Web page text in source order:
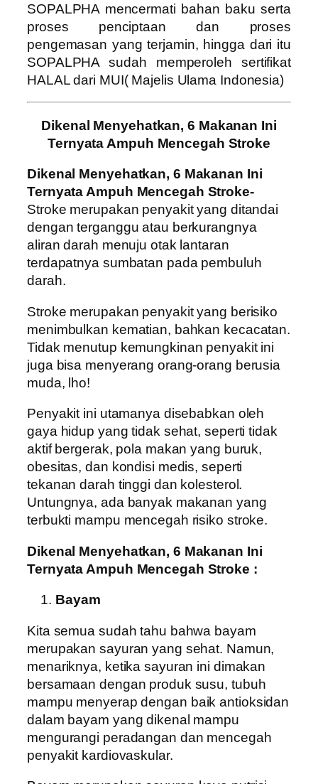
SOPALPHA mencermati bahan baku serta
proses penciptaan dan proses
pengemasan yang terjamin, hingga dari itu
SOPALPHA sudah memperoleh sertifikat
HALAL dari MUI( Majelis Ulama Indonesia)
Dikenal Menyehatkan, 6 Makanan Ini
Ternyata Ampuh Mencegah Stroke
Dikenal Menyehatkan, 6 Makanan Ini
Ternyata Ampuh Mencegah Stroke-
Stroke merupakan penyakit yang ditandai
dengan terganggu atau berkurangnya
aliran darah menuju otak lantaran
terdapatnya sumbatan pada pembuluh
darah.
Stroke merupakan penyakit yang berisiko
menimbulkan kematian, bahkan kecacatan.
Tidak menutup kemungkinan penyakit ini
juga bisa menyerang orang-orang berusia
muda, lho!
Penyakit ini utamanya disebabkan oleh
gaya hidup yang tidak sehat, seperti tidak
aktif bergerak, pola makan yang buruk,
obesitas, dan kondisi medis, seperti
tekanan darah tinggi dan kolesterol.
Untungnya, ada banyak makanan yang
terbukti mampu mencegah risiko stroke.
Dikenal Menyehatkan, 6 Makanan Ini
Ternyata Ampuh Mencegah Stroke :
Bayam
Kita semua sudah tahu bahwa bayam
merupakan sayuran yang sehat. Namun,
menariknya, ketika sayuran ini dimakan
bersamaan dengan produk susu, tubuh
mampu menyerap dengan baik antioksidan
dalam bayam yang dikenal mampu
mengurangi peradangan dan mencegah
penyakit kardiovaskular.